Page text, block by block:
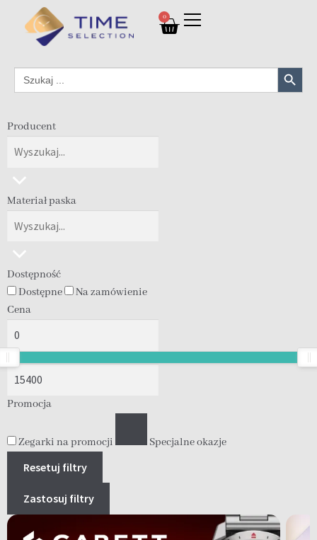
0
Search
for:
Search Button
Producent
Materiał paska
Dostępność
Dostępne
Na zamówienie
Cena
Promocja
Zegarki na promocji Specjalne okazje
Resetuj filtry
Zastosuj filtry